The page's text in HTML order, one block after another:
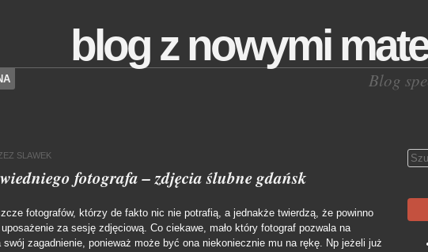
blog z nowymi
Blog
SLAWEK
fotografa – zdjęcia ślubne gdańsk
fotografów, którzy de fakto nic nie potrafią, a jednakże twierdzą, że powinno
za sesję zdjęciową. Co ciekawe, mało który fotograf pozwala na
swój zagadnienie, ponieważ może być ona niekoniecznie mu na rękę. Np jeżeli już